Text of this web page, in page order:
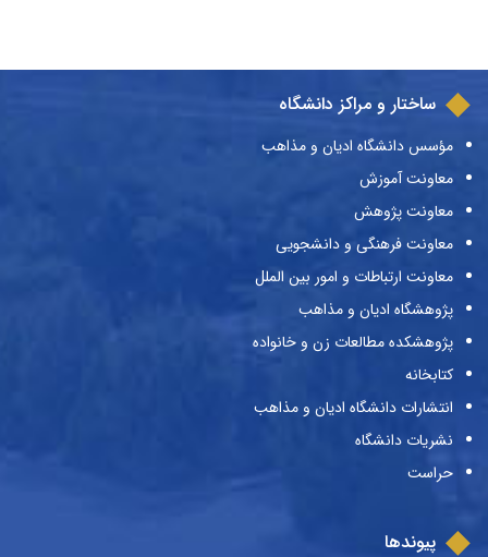
ساختار و مراکز دانشگاه
مؤسس دانشگاه ادیان و مذاهب
معاونت آموزش
معاونت پژوهش
معاونت فرهنگی و دانشجویی
معاونت ارتباطات و امور بین الملل
پژوهشگاه ادیان و مذاهب
پژوهشکده مطالعات زن و خانواده
کتابخانه
انتشارات دانشگاه ادیان و مذاهب
نشریات دانشگاه
حراست
پیوندها